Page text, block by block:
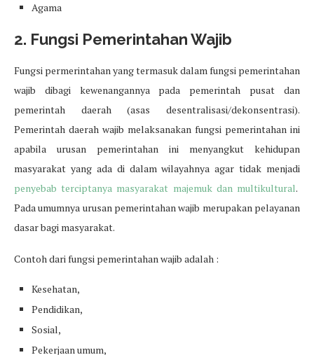
Agama
2. Fungsi Pemerintahan Wajib
Fungsi permerintahan yang termasuk dalam fungsi pemerintahan
wajib dibagi kewenangannya pada pemerintah pusat dan
pemerintah daerah (asas desentralisasi/dekonsentrasi).
Pemerintah daerah wajib melaksanakan fungsi pemerintahan ini
apabila urusan pemerintahan ini menyangkut kehidupan
masyarakat yang ada di dalam wilayahnya agar tidak menjadi
penyebab terciptanya masyarakat majemuk dan multikultural.
Pada umumnya urusan pemerintahan wajib merupakan pelayanan
dasar bagi masyarakat.
Contoh dari fungsi pemerintahan wajib adalah :
Kesehatan,
Pendidikan,
Sosial,
Pekerjaan umum,